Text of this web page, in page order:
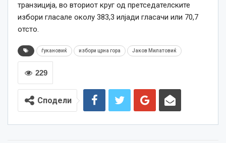
транзиција, во вториот круг од претседателските
избори гласале околу 383,3 илјади гласачи или 70,7
отсто.
ѓукановиќ избори црна гора Јаков Милатовиќ
229
Сподели